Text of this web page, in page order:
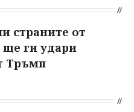
страните от
ще ги удари
Тръмп